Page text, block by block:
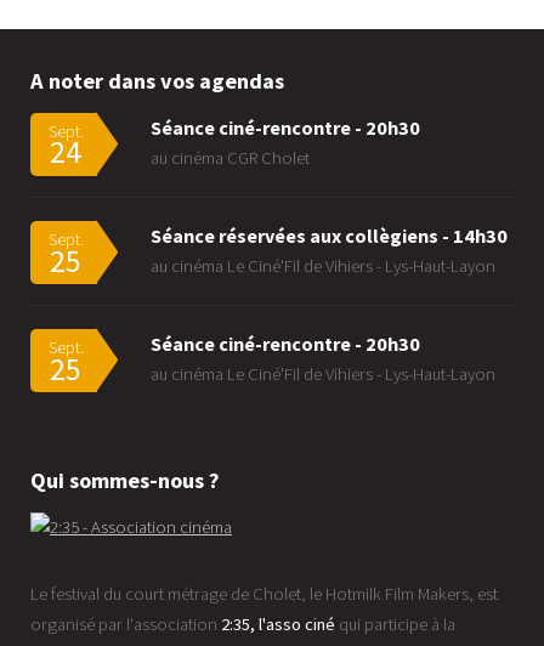
A noter dans vos agendas
Sept.
24
Séance ciné-rencontre - 20h30
au cinéma CGR Cholet
Sept.
25
Séance réservées aux collègiens - 14h30
au cinéma Le Ciné'Fil de Vihiers - Lys-Haut-Layon
Sept.
25
Séance ciné-rencontre - 20h30
au cinéma Le Ciné'Fil de Vihiers - Lys-Haut-Layon
Qui sommes-nous ?
Le festival du court métrage de Cholet, le Hotmilk Film Makers, est
organisé par l'association 2:35, l'asso ciné qui participe à la